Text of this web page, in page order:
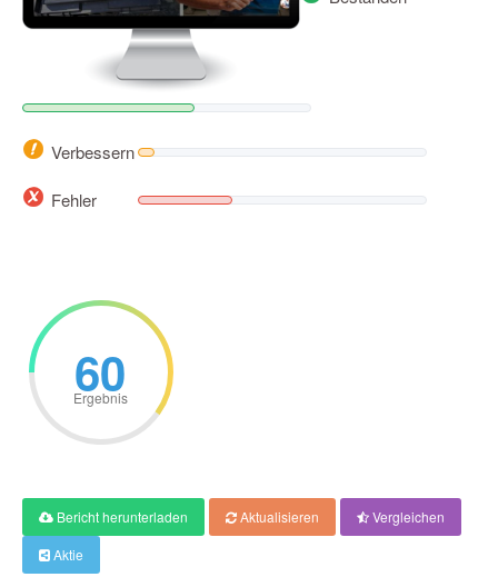
Verbessern
Fehler
60
Ergebnis
Bericht herunterladen Aktualisieren
Vergleichen
Aktie